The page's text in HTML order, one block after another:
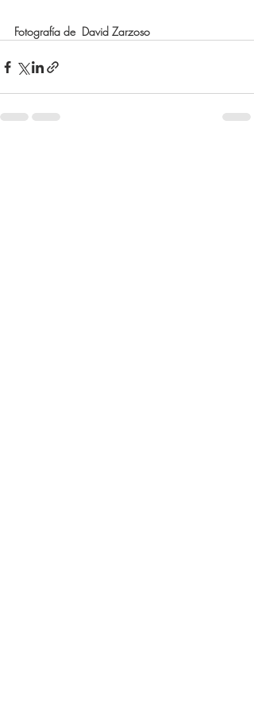
Fotografía de  David Zarzoso